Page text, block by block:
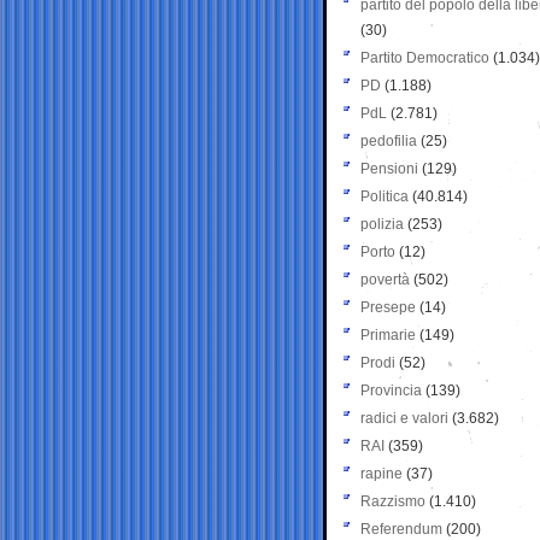
partito del popolo della
(30)
Partito Democratico (1.034)
PD (1.188)
PdL (2.781)
pedofilia (25)
Pensioni (129)
Politica (40.814)
polizia (253)
Porto (12)
povertà (502)
Presepe (14)
Primarie (149)
Prodi (52)
Provincia (139)
radici e valori (3.682)
RAI (359)
rapine (37)
Razzismo (1.410)
Referendum (200)